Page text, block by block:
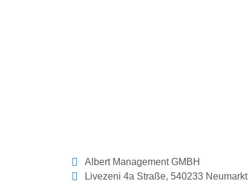
Albert Management GMBH
Livezeni 4a Straße, 540233 Neumarkt